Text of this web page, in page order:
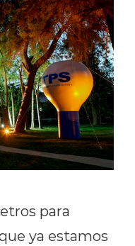
para
ya estamos